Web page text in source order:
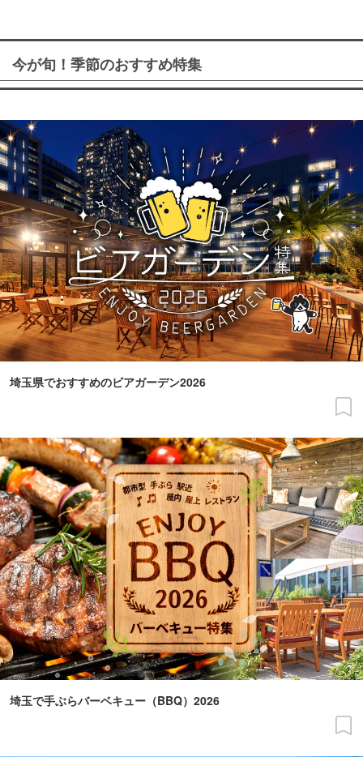
今が旬！季節のおすすめ特集
埼玉県でおすすめのビアガーデン2026
埼玉で手ぶらバーベキュー（BBQ）2026